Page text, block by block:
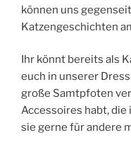
können uns
Katzengeschichten
Ihr könnt bereits als
euch in unserer
große Samtpfoten
Accessoires habt,
sie gerne für andere